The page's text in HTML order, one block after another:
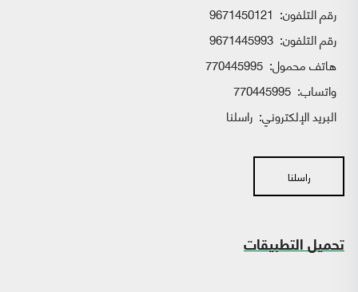
رقم التلفون: 9671450121
رقم التلفون: 9671445993
هاتف محمول: 770445995
واتساب:
البريد الإلكتروني: راسلنا
راسلنا
تحميل التطبيقات